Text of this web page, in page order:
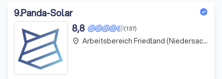
9.Panda-Solar
(137)
8,8
place Arbeitsbereich Friedland (Niedersachsen)